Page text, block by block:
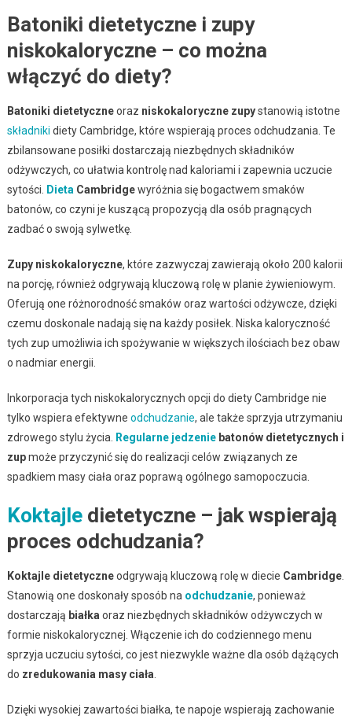
Batoniki dietetyczne i zupy
niskokaloryczne – co można
włączyć do diety?
Batoniki dietetyczneoraz niskokaloryczne zupystanowią istotne
składniki diety Cambridge, które wspierają proces odchudzania. Te
zbilansowane posiłki dostarczają niezbędnych składników
odżywczych, co ułatwia kontrolę nad kaloriami i zapewnia uczucie
sytości.
Dieta Cambridgewyróżnia się bogactwem smaków
batonów, co czyni je kuszącą propozycją dla osób pragnących
zadbać o swoją sylwetkę.
Zupy niskokaloryczne, które zazwyczaj zawierają około 200 kalorii
na porcję, również odgrywają kluczową rolę w planie żywieniowym.
Oferują one różnorodność smaków oraz wartości odżywcze, dzięki
czemu doskonale nadają się na każdy posiłek. Niska kaloryczność
tych zup umożliwia ich spożywanie w większych ilościach bez obaw
o nadmiar energii.
Inkorporacja tych niskokalorycznych opcji do diety Cambridge nie
tylko wspiera efektywne odchudzanie, ale także sprzyja utrzymaniu
zdrowego stylu życia.
Regularne jedzeniebatonów dietetycznych i
zupmoże przyczynić się do realizacji celów związanych ze
spadkiem masy ciała oraz poprawą ogólnego samopoczucia.
Koktajledietetyczne – jak wspierają
proces odchudzania?
Koktajle dietetyczneodgrywają kluczową rolę w diecie Cambridge.
Stanowią one doskonały sposób na odchudzanie, ponieważ
dostarczają białka oraz niezbędnych składników odżywczych w
formie niskokalorycznej. Włączenie ich do codziennego menu
sprzyja uczuciu sytości, co jest niezwykle ważne dla osób dążących
do zredukowania masy ciała
Dzięki wysokiej zawartości białka, te napoje wspierają zachowanie